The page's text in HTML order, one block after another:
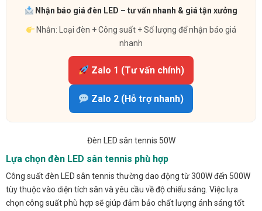
Nhận báo giá đèn LED – tư vấn nhanh & giá tận xưởng
Nhắn: Loại đèn + Công suất + Số lượng để nhận báo giá
nhanh
Zalo 1 (Tư vấn chính)
Zalo 2 (Hỗ trợ nhanh)
Đèn LED sân tennis 50W
Lựa chọn đèn LED sân tennis phù hợp
Công suất đèn LED sân tennis thường dao động từ 300W đến 500W
tùy thuộc vào diện tích sân và yêu cầu về độ chiếu sáng. Việc lựa
chọn công suất phù hợp sẽ giúp đảm bảo chất lượng ánh sáng tốt